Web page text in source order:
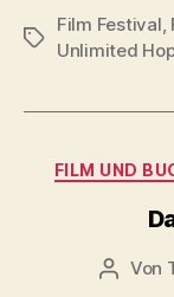
Schlagwörter
Film Festival,
Unlimited
FILM UND
Von